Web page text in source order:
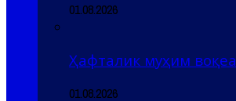
01.08.2026
Ҳафталик муҳим
01.08.2026